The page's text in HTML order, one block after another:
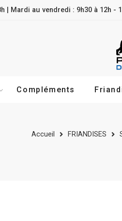
| Mardi au vendredi : 9h30 à 12h -
Compléments
Accueil FRIANDISES